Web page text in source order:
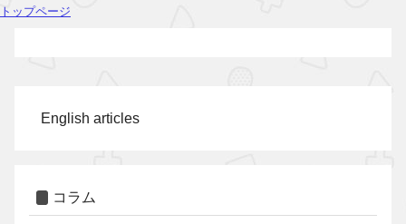
トップページ
English articles
コラム